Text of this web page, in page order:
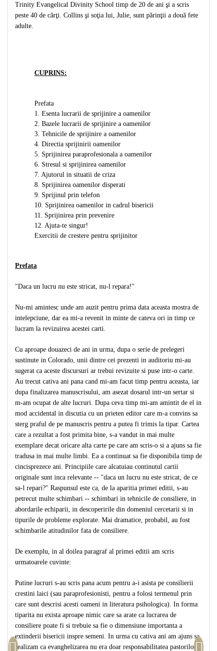
Despre afaceri
Dezvoltare personala
Leadership
Trinity Evangelical Divinity School timp de 20 de ani şi a scris
peste 40 de cărţi. Collins şi soţia lui, Julie, sunt părinţii a două fete
adulte.
CUPRINS:
Prefata
1. Esenta lucrarii de sprijinire a oamenilor
2. Bazele lucrarii de sprijinire a oamenilor
3. Tehnicile de sprijinire a oamenilor
4. Directia sprijinirii oamenilor
5. Sprijinirea paraprofesionala a oamenilor
6. Stresul si sprijinirea oamenilor
7. Ajutorul in situatii de criza
8. Sprijinirea oamenilor disperati
9. Sprijinul prin telefon
10. Sprijinirea oamenilor in cadrul bisericii
11. Sprijinirea prin prevenire
12. Ajuta-te singur!
Exercitii de crestere pentru sprijinitor
Prefata
"Daca un lucru nu este stricat, nu-l repara!"
Nu-mi amintesc unde am auzit pentru prima data aceasta mostra de
intelepciune, dar ea mi-a revenit in minte de cateva ori in timp ce
lucram la revizuirea acestei carti.
Cu aproape douazeci de ani in urma, dupa o serie de prelegeri
sustinute in Colorado, unii dintre cei prezenti in auditoriu mi-au
sugerat ca aceste discursuri ar trebui revizuite si puse intr-o carte.
Au trecut cativa ani pana cand mi-am facut timp pentru aceasta, iar
dupa finalizarea manuscrisului, am asezat dosarul intr-un sertar si
m-am ocupat de alte lucruri. Dupa ceva timp mi-am amintit de el in
mod accidental in discutia cu un prieten editor care m-a convins sa
sterg praful de pe manuscris pentru a putea fi trimis la tipar. Cartea
care a rezultat a fost primita bine, s-a vandut in mai multe
exemplare decat oricare alta carte pe care am scris-o si a ajuns sa fie
tradusa in mai multe limbi. Ea a continuat sa fie disponibila timp de
cincisprezece ani. Principiile care alcatuiau continutul cartii
originale sunt inca relevante -- "daca un lucru nu este stricat, de ce
sa-l repari?" Raspunsul este ca, de la aparitia primei editii, s-au
petrecut multe schimbari -- schimbari in tehnicile de consiliere, in
abordarile echiparii, in descoperirile din domeniul cercetarii si in
tipurile de probleme explorate. Mai dramatice, probabil, au fost
schimbarile atitudinilor fata de consiliere.
De exemplu, in al doilea paragraf al primei editii am scris
urmatoarele cuvinte:
Putine lucruri s-au scris pana acum pentru a-i asista pe consilierii
crestini laici (sau paraprofesionisti, pentru a folosi termenul prin
care sunt descrisi acesti oameni in literatura psihologica). In forma
tiparita nu exista aproape nimic care sa arate ca lucrarea de
consiliere poate fi si trebuie sa fie o dimensiune importanta a
extinderii bisericii inspre semeni. In urma cu cativa ani am ajuns sa
realizam ca evanghelizarea nu era doar responsabilitatea pastorilor